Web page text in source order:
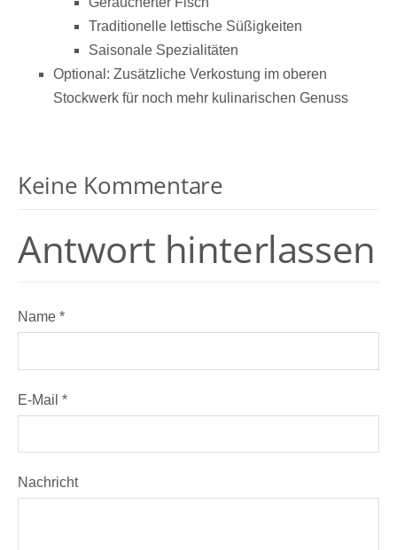
Traditionelle lettische Süßigkeiten
Saisonale Spezialitäten
Optional: Zusätzliche Verkostung im oberen
Stockwerk für noch mehr kulinarischen Genuss
Keine Kommentare
Antwort hinterlassen
Name *
E-Mail *
Nachricht